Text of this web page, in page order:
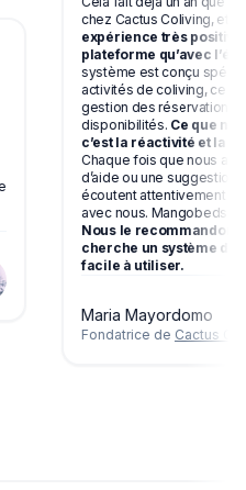
chez Cactus Coliving, et
expérience très positive,
plateforme qu’avec
système est conçu
activités de coliving, ce
gestion des réservations,
disponibilités.Ce que
c’est la réactivité et la
Chaque fois que nous
d’aide ou une suggestion
écoutent attentivement et
avec nous. Mangobeds
Nous le recommandons
cherche un système de
facile à utiliser.
Maria Mayordomo
Fondatrice deCactus